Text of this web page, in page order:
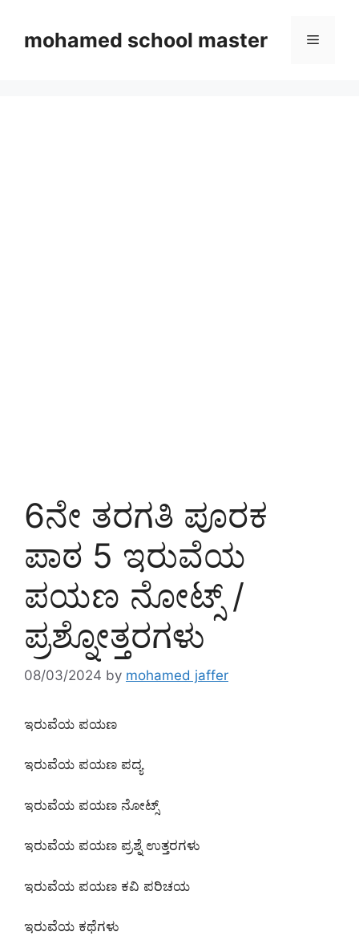
contentmohamed school master Menu
6ನೇ ತರಗತಿ ಪೂರಕ
ಪಾಠ 5 ಇರುವೆಯ
ಪಯಣ ನೋಟ್ಸ್ /
ಪ್ರಶ್ನೋತ್ತರಗಳು
08/03/2024 by mohamed jaffer
ಇರುವೆಯ ಪಯಣ
ಇರುವೆಯ ಪಯಣ ಪದ್ಯ
ಇರುವೆಯ ಪಯಣ ನೋಟ್ಸ್
ಇರುವೆಯ ಪಯಣ ಪ್ರಶ್ನೆ ಉತ್ತರಗಳು
ಇರುವೆಯ ಪಯಣ ಕವಿ ಪರಿಚಯ
ಇರುವೆಯ ಕಥೆಗಳು